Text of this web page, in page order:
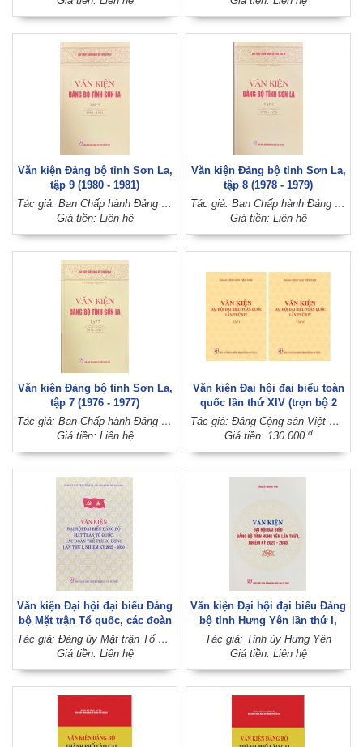
Văn kiện Đảng bộ tỉnh Sơn La,
tập 9 (1980 - 1981)
Tác giả: Ban Chấp hành Đảng bộ tỉnh Sơn La
Giá tiền: Liên hệ
Văn kiện Đảng bộ tỉnh Sơn La,
tập 8 (1978 - 1979)
Tác giả: Ban Chấp hành Đảng bộ tỉnh Sơn La
Giá tiền: Liên hệ
Văn kiện Đảng bộ tỉnh Sơn La,
tập 7 (1976 - 1977)
Tác giả: Ban Chấp hành Đảng bộ tỉnh Sơn La
Giá tiền: Liên hệ
Văn kiện Đại hội đại biểu toàn
quốc lần thứ XIV (trọn bộ 2
tập)
Tác giả: Đảng Cộng sản Việt Nam
Giá tiền: 130.000 đ
Văn kiện Đại hội đại biểu Đảng
bộ Mặt trận Tổ quốc, các đoàn
thể Trung ương lần thứ I,
nhiệm kỳ 2025 - 2030
Tác giả: Đảng ủy Mặt trận Tổ quốc, các đoàn thể Trung ương
Giá tiền: Liên hệ
Văn kiện Đại hội đại biểu Đảng
bộ tỉnh Hưng Yên lần thứ I,
nhiệm kỳ 2025 - 2030
Tác giả: Tỉnh ủy Hưng Yên
Giá tiền: Liên hệ